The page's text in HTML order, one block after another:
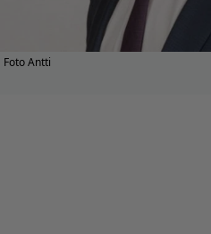
Foto Antti